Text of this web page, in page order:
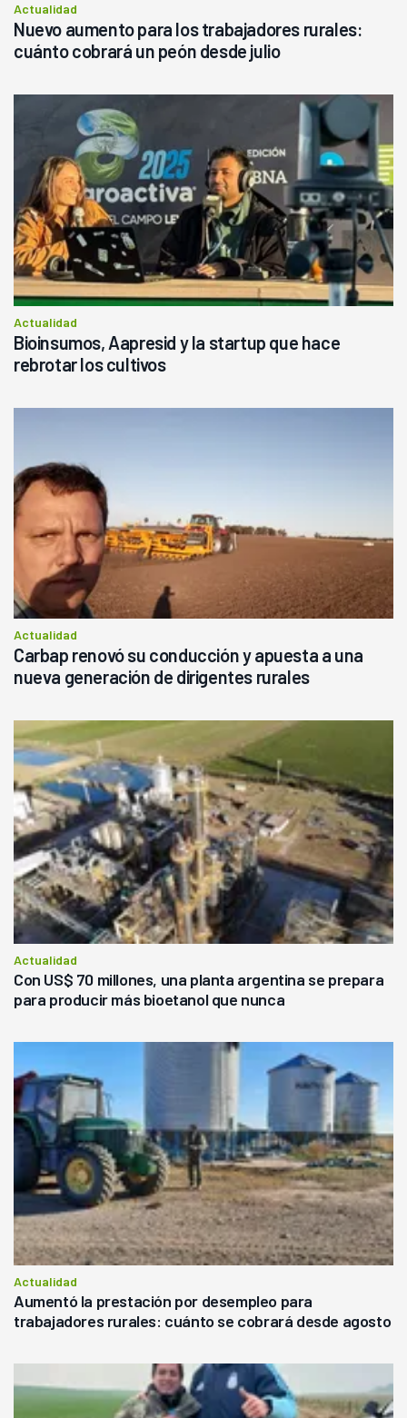
Actualidad
Nuevo aumento para los trabajadores rurales:
cuánto cobrará un peón desde julio
Actualidad
Bioinsumos, Aapresid y la startup que hace
rebrotar los cultivos
Actualidad
Carbap renovó su conducción y apuesta a una
nueva generación de dirigentes rurales
Actualidad
Con US$ 70 millones, una planta argentina se prepara
para producir más bioetanol que nunca
Actualidad
Aumentó la prestación por desempleo para
trabajadores rurales: cuánto se cobrará desde agosto